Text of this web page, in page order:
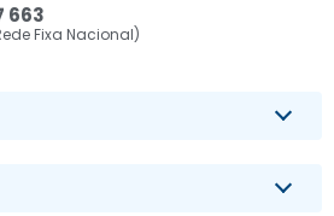
663
Fixa Nacional)